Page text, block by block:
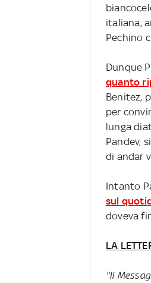
italiana,
Pechino
Dunque
quanto
Benitez,
per
lunga
Pandev,
di andar
Intanto
sul
doveva
LA
"Il